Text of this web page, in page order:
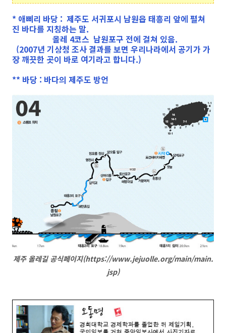
* 애삐리 바당 : 제주도 서귀포시 남원읍 태흥리 앞에 펼쳐
진 바다를 지칭하는 말.
올레 4코스 남원포구 전에 걸쳐 있음.
(2007년 기상청 조사 결과를 보면 우리나라에서 공기가 가
장 깨끗한 곳이 바로 여기라고 합니다.)
** 바당 : 바다의 제주도 방언
제주 올레길 공식페이지(https://www.jejuolle.org/main/main.
jsp)